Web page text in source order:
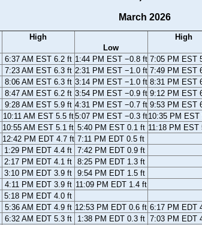
March 2026
High
Low
High
6:37 AM EST 6.2 ft 1:44 PM EST −0.8 ft 7:05 PM EST
7:23 AM EST 6.3 ft 2:31 PM EST −1.0 ft 7:49 PM EST
8:06 AM EST 6.3 ft 3:14 PM EST −1.0 ft 8:31 PM EST
8:47 AM EST 6.2 ft 3:54 PM EST −0.9 ft 9:12 PM EST
9:28 AM EST 5.9 ft 4:31 PM EST −0.7 ft 9:53 PM EST
10:11 AM EST 5.5 ft5:07 PM EST −0.3 ft10:35 PM EST
10:55 AM EST 5.1 ft 5:40 PM EST 0.1 ft 11:18 PM EST
12:42 PM EDT 4.7 ft 7:11 PM EDT 0.5 ft
1:29 PM EDT 4.4 ft 7:42 PM EDT 0.9 ft
2:17 PM EDT 4.1 ft 8:25 PM EDT 1.3 ft
3:10 PM EDT 3.9 ft 9:54 PM EDT 1.5 ft
4:11 PM EDT 3.9 ft 11:09 PM EDT 1.4 ft
5:18 PM EDT 4.0 ft
5:36 AM EDT 4.9 ft 12:53 PM EDT 0.6 ft 6:17 PM EDT
6:32 AM EDT 5.3 ft 1:38 PM EDT 0.3 ft 7:03 PM EDT